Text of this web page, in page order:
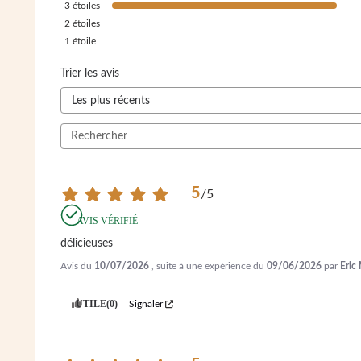
3 étoiles
2 étoiles
1 étoile
Trier les avis
5/5
AVIS VÉRIFIÉ
délicieuses
Avis du 10/07/2026 , suite à une expérience du 09/06/2026 par Eric
UTILE(0) Signaler